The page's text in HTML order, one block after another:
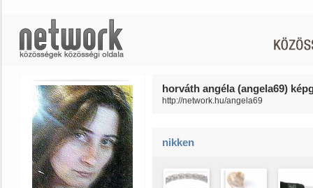
horváth angéla (angela69)
http://network.hu/angela69
nikken